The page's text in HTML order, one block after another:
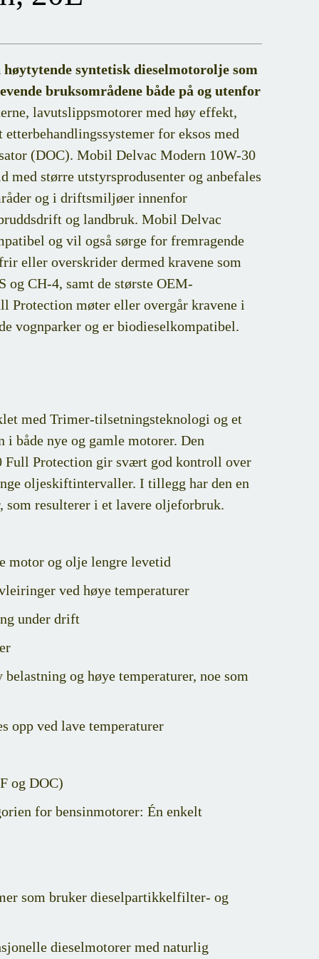
syntetisk dieselmotorolje som
bruksområdene både på og utenfor
lavutslippsmotorer med høy effekt,
for eksos med
(DOC). Mobil Delvac Modern 10W-30
med større utstyrsprodusenter og anbefales
og i driftsmiljøer innenfor
og landbruk. Mobil Delvac
og vil også sørge for fremragende
eller overskrider dermed kravene som
og CH-4, samt de største OEM-
Protection møter eller overgår kravene i
vognparker og er biodieselkompatibel.
med Trimer-tilsetningsteknologi og et
i både nye og gamle motorer. Den
Full Protection gir svært god kontroll over
oljeskiftintervaller. I tillegg har den en
som resulterer i et lavere oljeforbruk.
motor og olje lengre levetid
ved høye temperaturer
under drift
og høye temperaturer, noe som
opp ved lave temperaturer
og DOC)
for bensinmotorer: Én enkelt
som bruker dieselpartikkelfilter- og
dieselmotorer med naturlig